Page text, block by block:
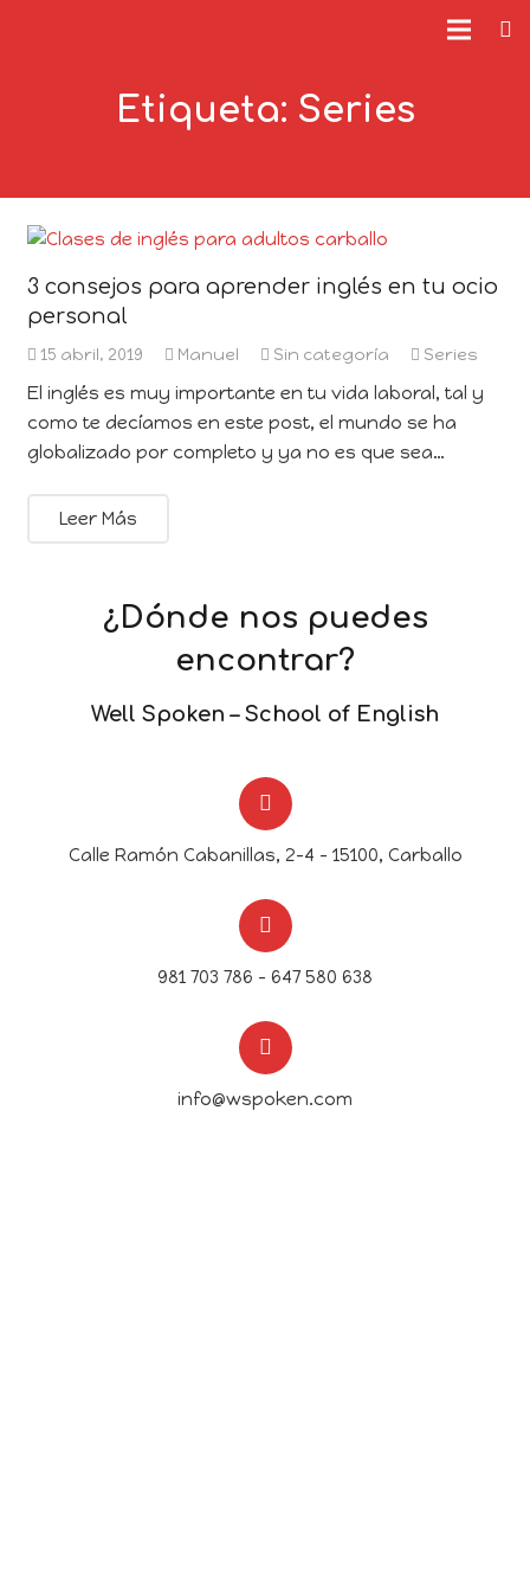
Etiqueta: Series
3 consejos para aprender inglés en tu ocio
personal
15 abril, 2019 Manuel Sin categoría Series
El inglés es muy importante en tu vida laboral, tal y
como te decíamos en este post, el mundo se ha
globalizado por completo y ya no es que sea…
Leer Más
¿Dónde nos puedes
encontrar?
Well Spoken – School of English
Calle Ramón Cabanillas, 2-4 - 15100, Carballo
981 703 786 – 647 580 638
info@wspoken.com